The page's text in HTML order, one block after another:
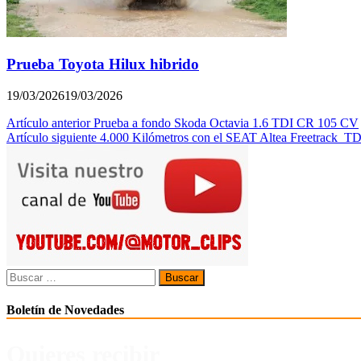
Prueba Toyota Hilux hibrido
19/03/202619/03/2026
Navegación
de
entradas
Artículo anterior Prueba a fondo Skoda Octavia 1.6 TDI CR 105 CV
Artículo siguiente 4.000 Kilómetros con el SEAT Altea Freetrack
Buscar:
Boletín de Novedades